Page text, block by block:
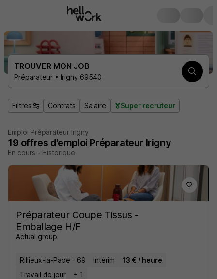
TROUVER MON JOB
Préparateur • Irigny 69540
Filtres Contrats Salaire Super recruteur
Emploi Préparateur Irigny
19 offres d'emploi Préparateur Irigny
En cours - Historique
Préparateur Coupe Tissus -
Emballage H/F
Actual group
Rillieux-la-Pape - 69 Intérim
13 € / heure
Travail de jour
+ 1